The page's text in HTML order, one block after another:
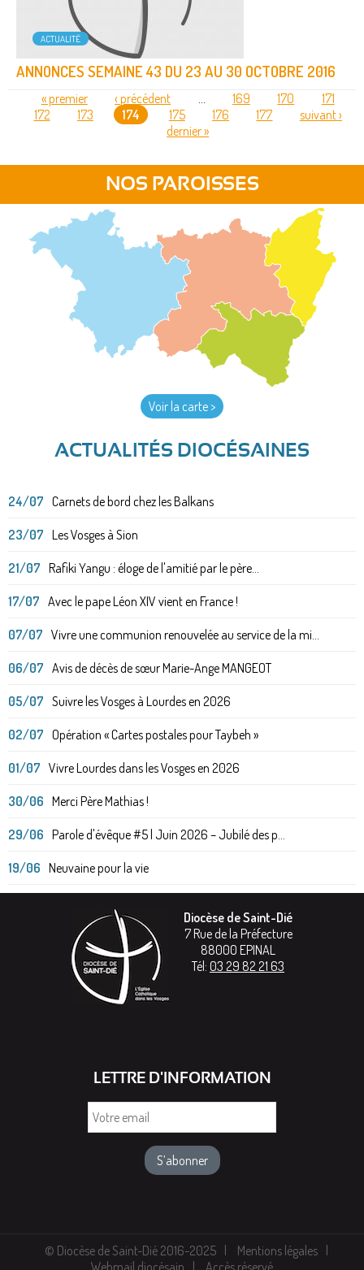
ACTUALITÉ
ANNONCES SEMAINE 43 DU 23 AU 30 OCTOBRE 2016
PAGES
« premier ‹ précédent … 169 170
171
172
173 174 175 176 177
suivant ›
dernier »
NOS PAROISSES
Voir la carte >
ACTUALITÉS DIOCÉSAINES
24/07 Carnets de bord chez les Balkans
23/07 Les Vosges à Sion
21/07 Rafiki Yangu : éloge de l'amitié par le père...
17/07 Avec le pape Léon XIV vient en France !
07/07 Vivre une communion renouvelée au service de la mi...
06/07 Avis de décès de sœur Marie-Ange MANGEOT
05/07 Suivre les Vosges à Lourdes en 2026
02/07 Opération « Cartes postales pour Taybeh »
01/07 Vivre Lourdes dans les Vosges en 2026
30/06 Merci Père Mathias !
29/06 Parole d'évêque #5 | Juin 2026 – Jubilé des p...
19/06 Neuvaine pour la vie
Diocèse de Saint-Dié
7 Rue de la Préfecture
88000 EPINAL
Tél: 03 29 82 21 63
LETTRE D'INFORMATION
© Diocèse de Saint-Dié 2016-2025
Mentions légales